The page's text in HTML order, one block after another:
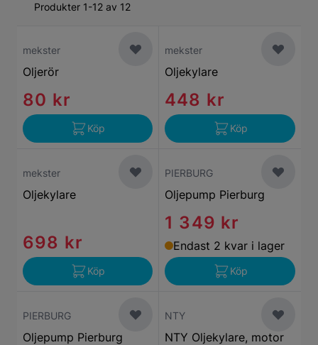
Produkter 1-12 av 12
mekster
Oljerör
80 kr
Köp
mekster
Oljekylare
448 kr
Köp
mekster
Oljekylare
698 kr
Köp
PIERBURG
Oljepump Pierburg
1 349 kr
Endast 2 kvar i lager
Köp
PIERBURG
Oljepump Pierburg
NTY
NTY Oljekylare, motor